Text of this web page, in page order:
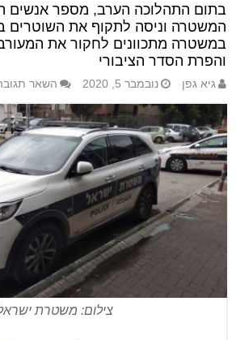
בתום התהלוכה הערב, מספר אנשים
המשטרה וניסה לתקוף את השוטרים
במשטרה מתכוונים לחקור את
והפרת הסדר הציבורי
גיא גפן נובמבר 5, 2020 השאר
צילום: משטרת